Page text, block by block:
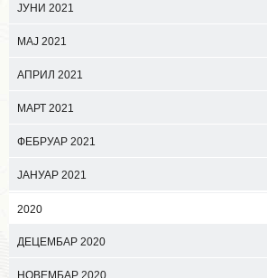
ЈУНИ 2021
МАЈ 2021
АПРИЛ 2021
МАРТ 2021
ФЕБРУАР 2021
ЈАНУАР 2021
2020
ДЕЦЕМБАР 2020
НОВЕМБАР 2020